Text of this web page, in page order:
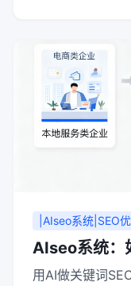
容。 此外，还
的外链提升网站
名。定期更新网
关键词优化效果
|AIseo系统|SEO
AIseo系统：
用AI做关键词